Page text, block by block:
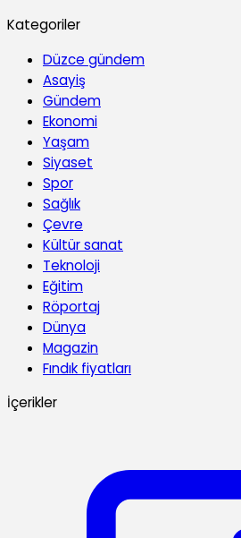
Kategoriler
Düzce gündem
Asayiş
Gündem
Ekonomi
Yaşam
Siyaset
Spor
Sağlık
Çevre
Kültür sanat
Teknoloji
Eğitim
Röportaj
Dünya
Magazin
Fındık fiyatları
İçerikler